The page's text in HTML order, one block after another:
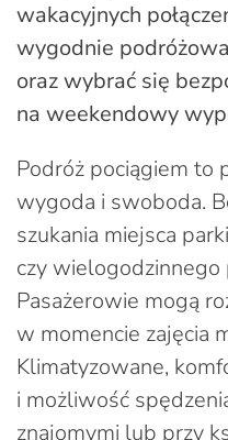
wakacyjnych
wygodnie
oraz wybrać się
na weekendowy
Podróż pociągiem to
wygoda i swoboda.
szukania miejsca
czy wielogodzinnego
Pasażerowie mogą
w momencie zajęcia
Klimatyzowane,
i możliwość
znajomymi lub przy